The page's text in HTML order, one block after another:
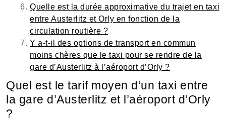
Quelle est la durée approximative du trajet en taxi
entre Austerlitz et Orly en fonction de la
circulation routière ?
Y a-t-il des options de transport en commun
moins chères que le taxi pour se rendre de la
gare d’Austerlitz à l’aéroport d’Orly ?
Quel est le tarif moyen d’un taxi entre
la gare d’Austerlitz et l’aéroport d’Orly
?